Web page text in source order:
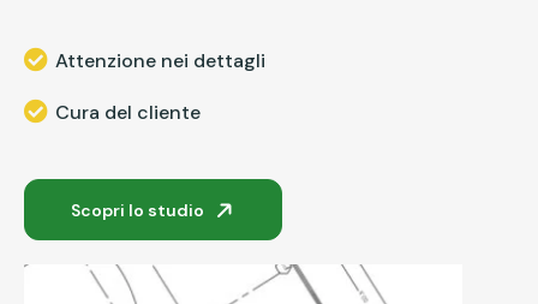
Attenzione nei dettagli
Cura del cliente
Scopri lo studio